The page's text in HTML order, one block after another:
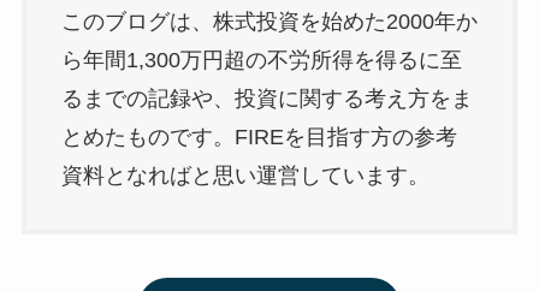
このブログは、株式投資を始めた2000年か
ら年間1,300万円超の不労所得を得るに至
るまでの記録や、投資に関する考え方をま
とめたものです。FIREを目指す方の参考
資料となればと思い運営しています。